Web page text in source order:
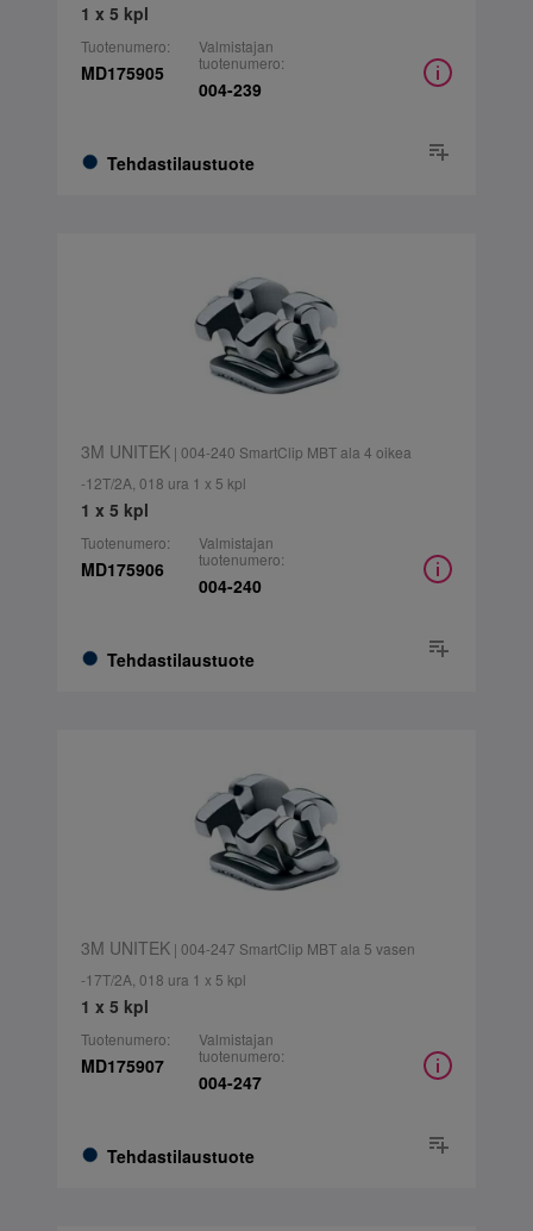
1 x 5 kpl
Tuotenumero:
MD175905
Tehdastilaustuote
Valmistajan
tuotenumero:
004-239
3M UNITEK| 004-240 SmartClip MBT ala 4 oikea
-12T/2A, 018 ura 1 x 5 kpl
1 x 5 kpl
Tuotenumero:
MD175906
Tehdastilaustuote
Valmistajan
tuotenumero:
004-240
3M UNITEK| 004-247 SmartClip MBT ala 5 vasen
-17T/2A, 018 ura 1 x 5 kpl
1 x 5 kpl
Tuotenumero:
MD175907
Tehdastilaustuote
Valmistajan
tuotenumero:
004-247